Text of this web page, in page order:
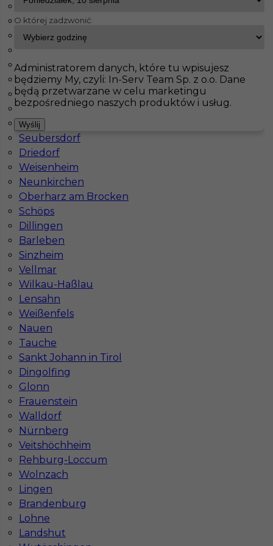
InServ Oferty pracy
Pokaż filtr
Haiterbach
Badendorf
Albig
Klettgau
Thale
Bisingen
Schorndorf
Meinersen
Seubersdorf
Driedorf
Weisenheim
Neunkirchen
Oberharz am Brocken
Schöps
Dillingen
Barleben
Sinzheim
Vellmar
Wilkau-Haßlau
Lensahn
Weißenfels
Nauen
Tauche
Sankt Johann in Tirol
Dingolfing
Glonn
Frauenstein
Walldorf
Nürnberg
Veitshöchheim
Rehburg-Loccum
Wolnzach
Lingen
Brandenburg
Lohne
Landshut
Praca dla montera okien w Niemczech
Kategoria
Lokalizacja Niemcy
Wymagane języki
Stawka 18 - 20 € / h
1
Znaleziono 1 wyników
Jak znaleźć pracę za granicą?
Czy praca Niemcy na budowie nadal się
opłaca przy obecnych kosztach życia?
O której zadzwonić:
Administratorem danych, które tu wpisujesz
będziemy My, czyli: In-Serv Team Sp. z o.o. Dane
będą przetwarzane w celu marketingu
bezpośredniego naszych produktów i usług.
Wyślij